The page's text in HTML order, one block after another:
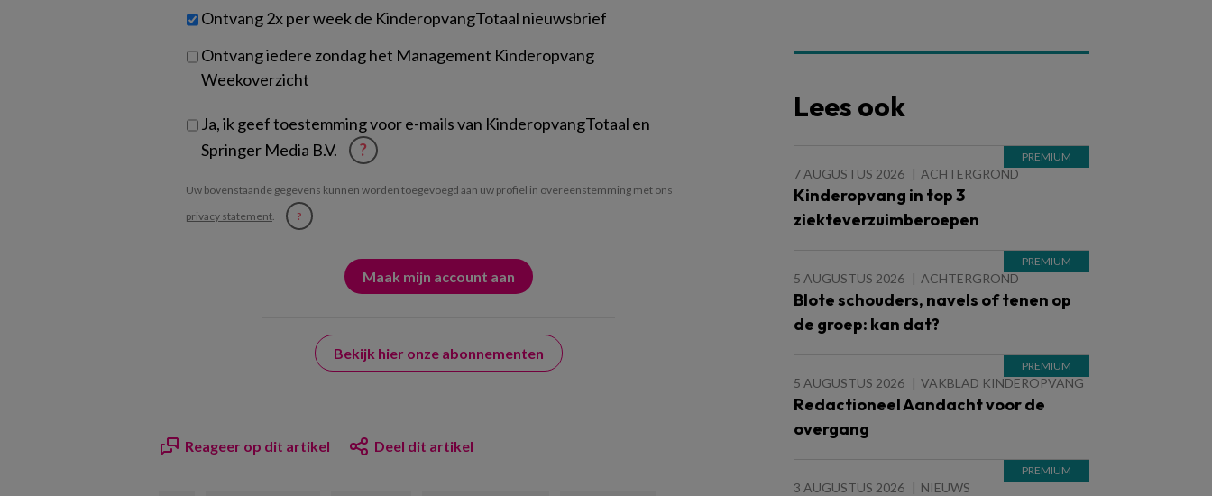
je?
Untitled
Ontvang 2x per week de KinderopvangTotaal nieuwsbrief
Ontvang iedere zondag het Management Kinderopvang
Weekoverzicht
Ja, ik geef toestemming voor e-mails van KinderopvangTotaal en
Springer Media B.V.
?
Uw bovenstaande gegevens kunnen worden toegevoegd aan uw profiel in overeenstemming met ons
privacy statement. ?
Bekijk hier onze abonnementen
Reageer op dit artikel Deel dit artikel
Lees ook
7 AUGUSTUS 2026 ACHTERGROND
Kinderopvang in top 3
ziekteverzuimberoepen
5 AUGUSTUS 2026 ACHTERGROND
Blote schouders, navels of tenen op
de groep: kan dat?
5 AUGUSTUS 2026 VAKBLAD KINDEROPVANG
Redactioneel Aandacht voor de
overgang
3 AUGUSTUS 2026 NIEUWS